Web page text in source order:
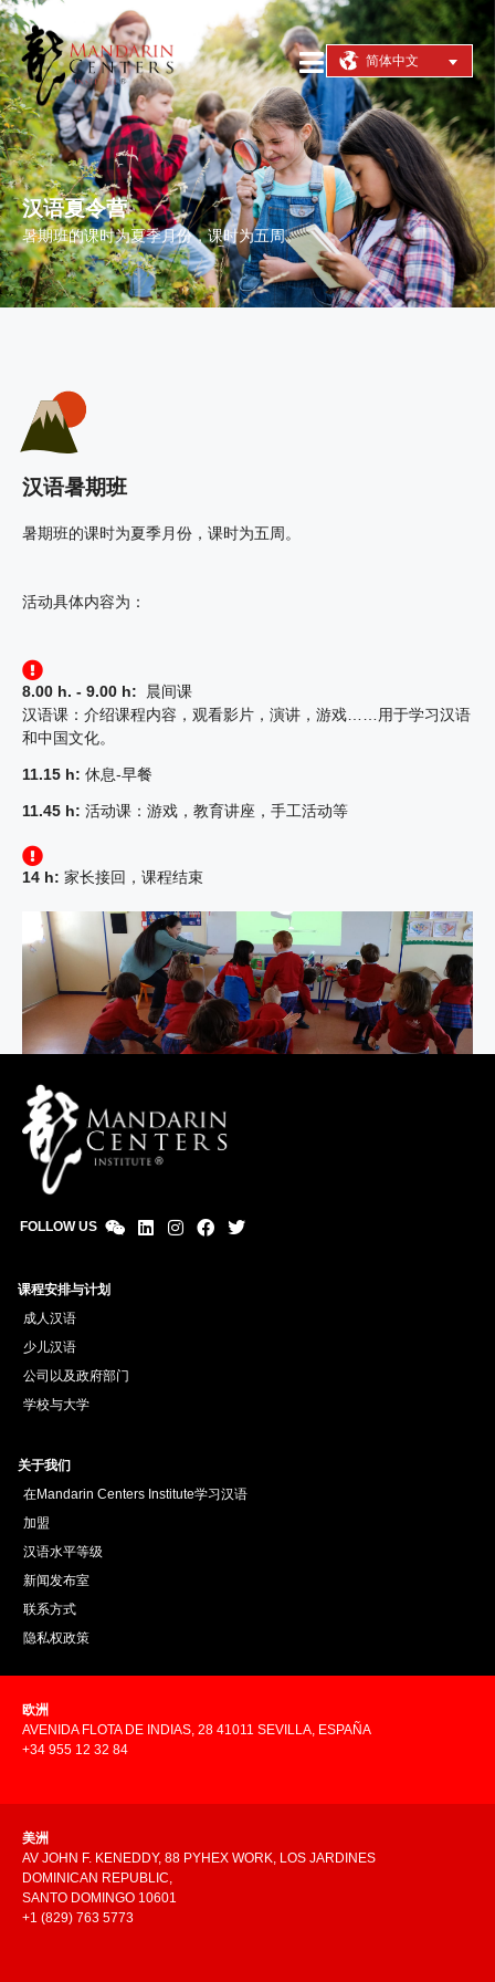
简体中文
汉语夏令营
暑期班的课时为夏季月份，课时为五周。
汉语暑期班
暑期班的课时为夏季月份，课时为五周。
活动具体内容为：
8.00 h. - 9.00 h:
晨间课
汉语课：介绍课程内容，观看影片，演讲，游戏……用于学习汉语
和中国文化。
11.15 h: 休息-早餐
11.45 h: 活动课：游戏，教育讲座，手工活动等
14 h: 家长接回，课程结束
FOLLOW US
课程安排与计划
成人汉语
少儿汉语
公司以及政府部门
学校与大学
关于我们
在Mandarin Centers Institute学习汉语
加盟
汉语水平等级
新闻发布室
联系方式
隐私权政策
欧洲
AVENIDA FLOTA DE INDIAS, 28 41011 SEVILLA, ESPAÑA
+34 955 12 32 84
美洲
AV JOHN F. KENEDDY, 88 PYHEX WORK, LOS JARDINES
DOMINICAN REPUBLIC,
SANTO DOMINGO 10601
+1 (829) 763 5773